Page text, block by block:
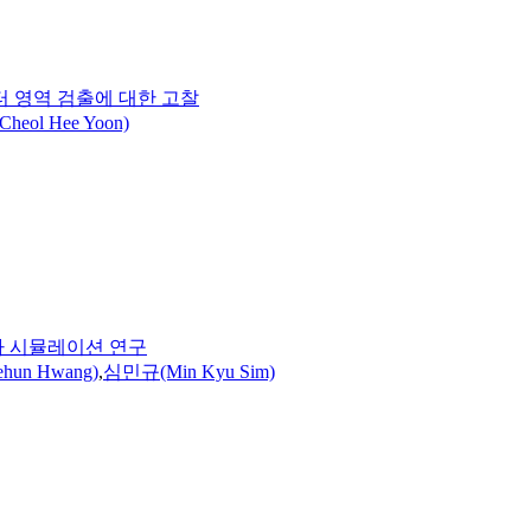
영역 검출에 대한 고찰
Hee Yoon)
시뮬레이션 연구
Hwang),심민규(Min Kyu Sim)